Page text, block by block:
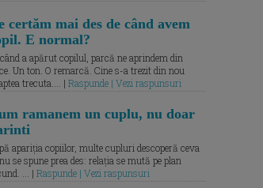
certăm mai des de când avem
E normal?
când a apărut copilul, parcă ne aprindem din
Un ton. O remarcă. Cine s-a trezit din nou
trecuta.... | Raspunde | Vezi raspunsuri
ramanem un cuplu, nu doar
apariția copiilor, multe cupluri descoperă ceva
se spune prea des: relația se mută pe plan
... | Raspunde | Vezi raspunsuri